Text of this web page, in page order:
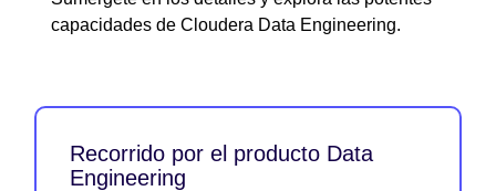
capacidades de Cloudera Data Engineering.
Recorrido por el producto Data
Engineering